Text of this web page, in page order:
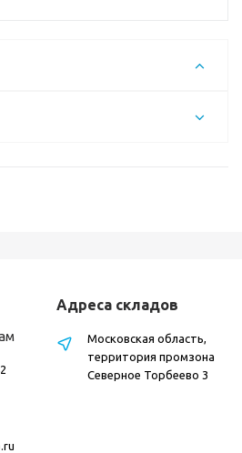
Адреса складов
Московская область,
территория промзона
Северное Торбеево 3